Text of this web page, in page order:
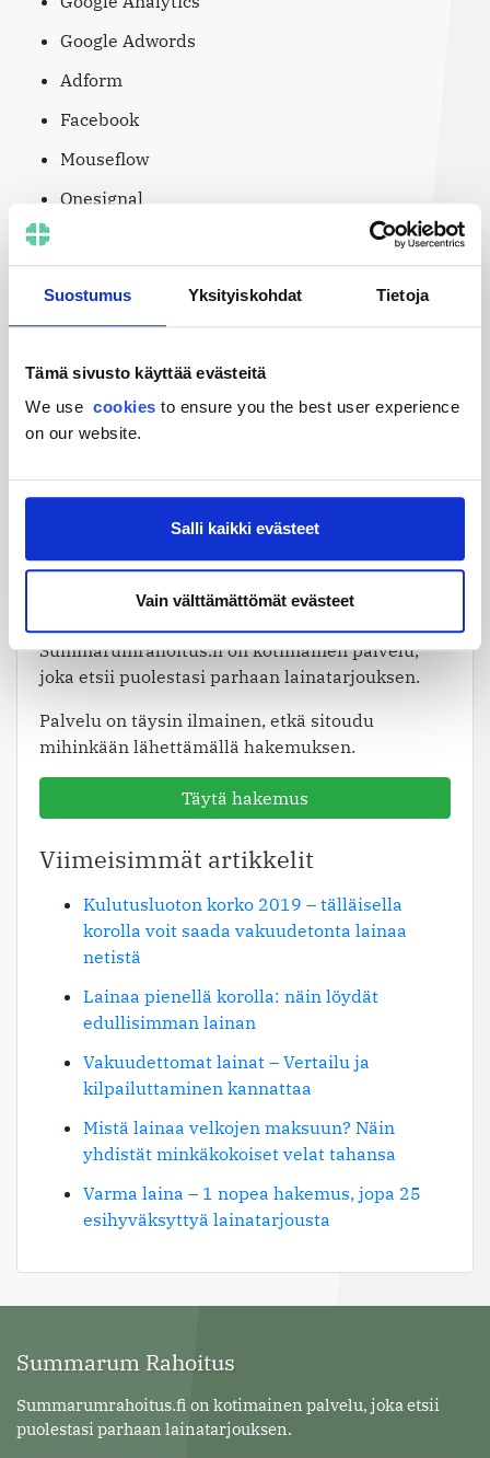
Suostumus Yksityiskohdat Tietoja
Tämä sivusto käyttää evästeitä
We use cookies to ensure you the best user experience
on our website.
Salli kaikki evästeet
Vain välttämättömät evästeet
Google Adwords
Adform
Facebook
Mouseflow
Onesignal
Nämä voivat tallentaa käyttäjän kovalevylle
väliaikaisia ja pysyviä evästeitä. Evästeet eivät ole
välttämättömiä sivuston käytön kannalta.
avulla. Tämä tapahtuu tavallisesti Ohje-, Työkalut- tai
myös tyhjentää selaimen tallentamat evästeet.
maailmaa sijaitseviin palveluihin.
Summarumrahoitus.fi on kotimainen palvelu,
joka etsii puolestasi parhaan lainatarjouksen.
Palvelu on täysin ilmainen, etkä sitoudu
mihinkään lähettämällä hakemuksen.
Täytä hakemus
Viimeisimmät artikkelit
Kulutusluoton korko 2019 – tälläisella
korolla voit saada vakuudetonta lainaa
netistä
Lainaa pienellä korolla: näin löydät
edullisimman lainan
Vakuudettomat lainat – Vertailu ja
kilpailuttaminen kannattaa
Mistä lainaa velkojen maksuun? Näin
yhdistät minkäkokoiset velat tahansa
Varma laina – 1 nopea hakemus, jopa 25
esihyväksyttyä lainatarjousta
Summarum Rahoitus
Summarumrahoitus.fi on kotimainen palvelu, joka etsii
puolestasi parhaan lainatarjouksen.